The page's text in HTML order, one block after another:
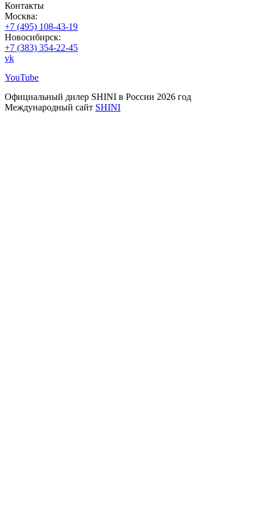
Контакты
Москва:
+7 (495) 108-43-19
Новосибирск:
+7 (383) 354-22-45
vk
YouTube
Официальный дилер SHINI в России 2026 год
Международный сайт SHINI